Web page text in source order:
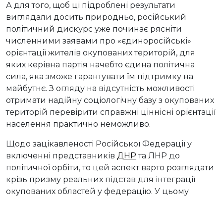
А для того, щоб ці підроблені результати
виглядали досить природньо, російський
політичний дискурс уже починає рясніти
численними заявами про «єдиноросійські»
орієнтації жителів окупованих територій, для
яких керівна партія начебто єдина політична
сила, яка зможе гарантувати їм підтримку на
майбутнє. З огляду на відсутність можливості
отримати надійну соціологічну базу з окупованих
територій перевірити справжні ціннісні орієнтації
населення практично неможливо.
Щодо зацікавленості Російської Федерації у
включенні представників ДНР та ЛНР до
політичної орбіти, то цей аспект варто розглядати
крізь призму реальних підстав для інтеграції
окупованих областей у федерацію. У цьому